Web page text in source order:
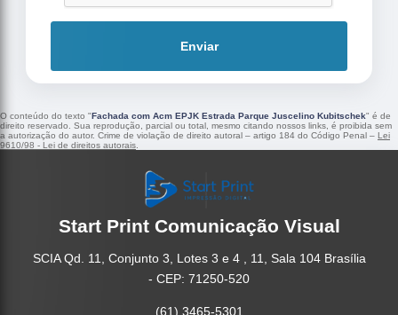
Enviar
O conteúdo do texto "Fachada com Acm EPJK Estrada Parque Juscelino Kubitschek" é de
direito reservado. Sua reprodução, parcial ou total, mesmo citando nossos links, é proibida sem
a autorização do autor. Crime de violação de direito autoral – artigo 184 do Código Penal – Lei
9610/98 - Lei de direitos autorais
Start Print Comunicação Visual
SCIA Qd. 11, Conjunto 3, Lotes 3 e 4 , 11, Sala 104 Brasília
- CEP: 71250-520
(61) 3465-5301